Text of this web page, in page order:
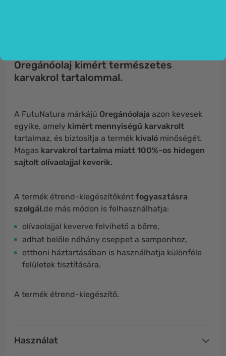
Oregánóolaj kimért természetes
karvakrol tartalommal.
A FutuNatura márkájú Oregánóolaja azon kevesek
egyike, amely kimért mennyiségű karvakrolt
tartalmaz, és biztosítja a termék kivaló minőségét.
Magas karvakrol tartalma miatt 100%-os hidegen
sajtolt olívaolajjal keverik.
A termék étrend-kiegészítőként fogyasztásra
szolgál,de más módon is felhasználhatja:
olívaolajjal keverve felvihető a bőrre,
adhat belőle néhány cseppet a samponhoz,
otthoni háztartásában is használhatja különféle
felületek tisztítására.
A termék étrend-kiegészítő.
Használat